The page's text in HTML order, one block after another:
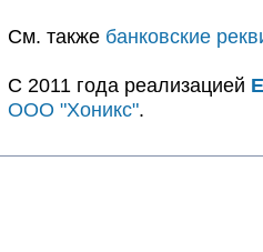
См. также банковские
C 2011 года реализацией
ООО "Хоникс".